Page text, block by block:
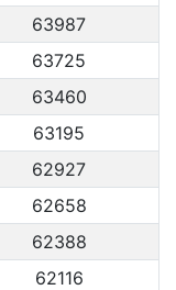
63987
63725
63460
63195
62927
62658
62388
62116